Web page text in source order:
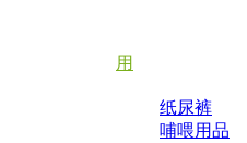
用
纸尿裤
哺喂用品